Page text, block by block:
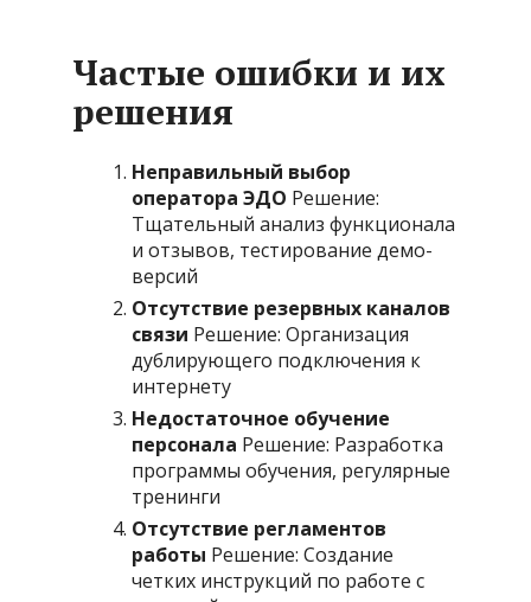
Частые ошибки и их
решения
Неправильный выбор
оператора ЭДО Решение:
Тщательный анализ функционала
и отзывов, тестирование демо-
версий
Отсутствие резервных каналов
связи Решение: Организация
дублирующего подключения к
интернету
Недостаточное обучение
персонала Решение: Разработка
программы обучения, регулярные
тренинги
Отсутствие регламентов
работы Решение: Создание
четких инструкций по работе с